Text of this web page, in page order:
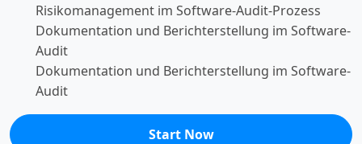
Risikomanagement im Software-Audit-Prozess
Dokumentation und Berichterstellung im Software-
Audit
Dokumentation und Berichterstellung im Software-
Audit
Start Now